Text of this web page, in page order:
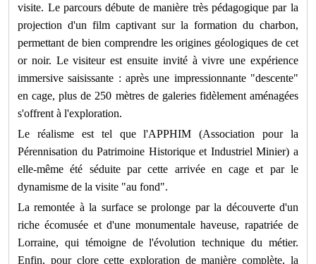
visite. Le parcours débute de manière très pédagogique par la
projection d'un film captivant sur la formation du charbon,
permettant de bien comprendre les origines géologiques de cet
or noir. Le visiteur est ensuite invité à vivre une expérience
immersive saisissante : après une impressionnante "descente"
en cage, plus de 250 mètres de galeries fidèlement aménagées
s'offrent à l'exploration.
Le réalisme est tel que l'APPHIM (Association pour la
Pérennisation du Patrimoine Historique et Industriel Minier) a
elle-même été séduite par cette arrivée en cage et par le
dynamisme de la visite "au fond".
La remontée à la surface se prolonge par la découverte d'un
riche écomusée et d'une monumentale haveuse, rapatriée de
Lorraine, qui témoigne de l'évolution technique du métier.
Enfin, pour clore cette exploration de manière complète, la